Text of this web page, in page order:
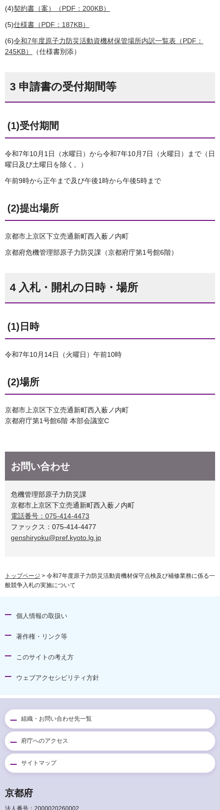
(4)契約書（案）（PDF：200KB）
(5)仕様書（PDF：187KB）
(6)令和7年度原子力防災活動資機材保管場所内訳一覧表（PDF：
245KB）
（仕様書別添）
3 申請書の受付期間等
(1)受付期間
令和7年10月1日（水曜日）から令和7年10月7日（火曜日）まで（日
曜日及び土曜日を除く。）
午前9時から正午まで及び午後1時から午後5時まで
(2)提出場所
京都市上京区下立売通新町西入薮ノ内町
京都府危機管理部原子力防災課（京都府庁第1号館6階）
4 入札・開札の日時・場所
(1)日時
令和7年10月14日（火曜日）午前10時
(2)場所
京都市上京区下立売通新町西入薮ノ内町
京都府庁第1号館6階 本部会議室C
お問い合わせ
危機管理部原子力防災課
京都市上京区下立売通新町西入薮ノ内町
電話番号：075-414-4473
ファックス：075-414-4477
genshiryoku@pref.kyoto.lg.jp
トップページ > 令和7年度原子力防災活動資機材保守点検及び補修業務に係る一
般競争入札の実施について
個人情報の取扱い
著作権・リンク等
このサイトの考え方
ウェブアクセシビリティ方針
組織・お問い合わせ先一覧
府庁へのアクセス
サイトマップ
京都府
法人番号：2000020260002